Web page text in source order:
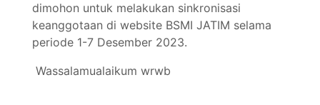
dimohon untuk melakukan sinkronisasi
keanggotaan di website BSMI JATIM selama
periode 1-7 Desember 2023.
Wassalamualaikum wrwb